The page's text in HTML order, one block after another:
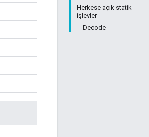
Herkese açık statik
işlevler
Decode